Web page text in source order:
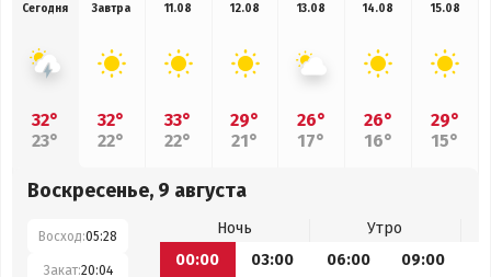
Сегодня
32°
23°
Завтра
32°
22°
11.08
33°
22°
12.08
29°
21°
13.08
26°
17°
14.08
26°
16°
15.08
29°
15°
Воскресенье, 9 августа
Восход:05:28
Закат:20:04
Ночь
Утро
00:00
03:00 06:00 09:00